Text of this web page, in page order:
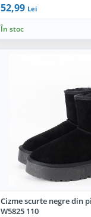
52,99 Lei
În stoc
Cizme scurte negre din
W5825 110